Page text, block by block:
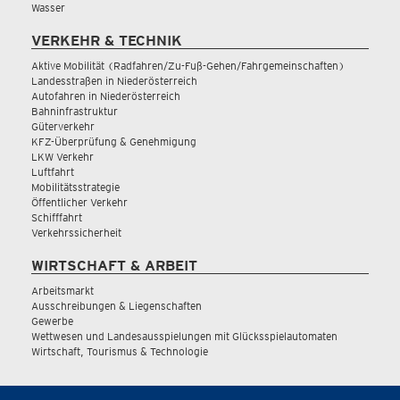
Wasser
VERKEHR & TECHNIK
Aktive Mobilität (Radfahren/Zu-Fuß-Gehen/Fahrgemeinschaften)
Landesstraßen in Niederösterreich
Autofahren in Niederösterreich
Bahninfrastruktur
Güterverkehr
KFZ-Überprüfung & Genehmigung
LKW Verkehr
Luftfahrt
Mobilitätsstrategie
Öffentlicher Verkehr
Schifffahrt
Verkehrssicherheit
WIRTSCHAFT & ARBEIT
Arbeitsmarkt
Ausschreibungen & Liegenschaften
Gewerbe
Wettwesen und Landesausspielungen mit Glücksspielautomaten
Wirtschaft, Tourismus & Technologie